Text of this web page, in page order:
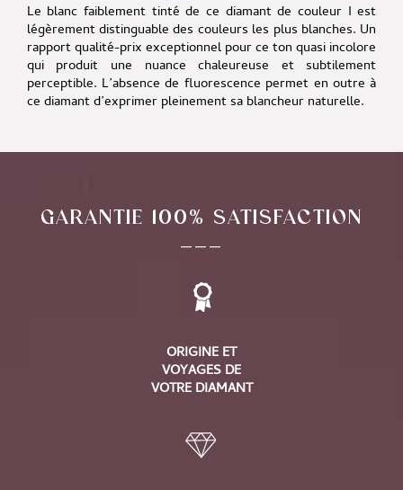
Le blanc faiblement tinté de ce diamant de couleur I est
légèrement distinguable des couleurs les plus blanches. Un
rapport qualité-prix exceptionnel pour ce ton quasi incolore
qui produit une nuance chaleureuse et subtilement
perceptible. L’absence de fluorescence permet en outre à
ce diamant d’exprimer pleinement sa blancheur naturelle.
GARANTIE 100% SATISFACTION
ORIGINE ET
VOYAGES DE
VOTRE DIAMANT